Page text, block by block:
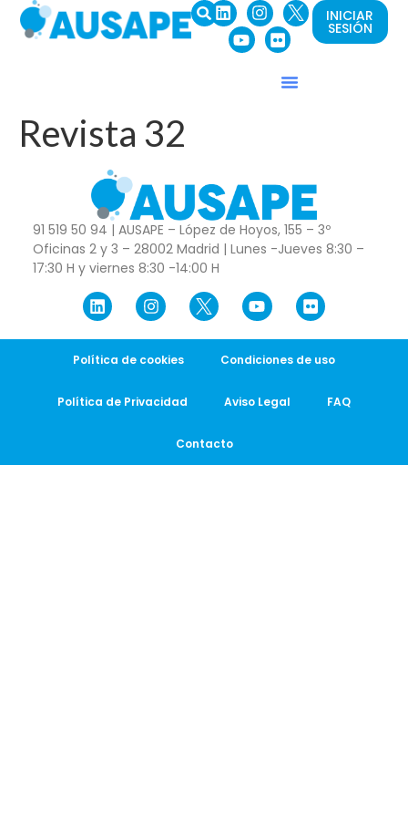
INICIAR
SESIÓN
Revista 32
91 519 50 94 | AUSAPE – López de Hoyos, 155 – 3º
Oficinas 2 y 3 – 28002 Madrid | Lunes -Jueves 8:30 –
17:30 H y viernes 8:30 -14:00 H
Política de cookies Condiciones de uso
Política de Privacidad Aviso Legal FAQ
Contacto